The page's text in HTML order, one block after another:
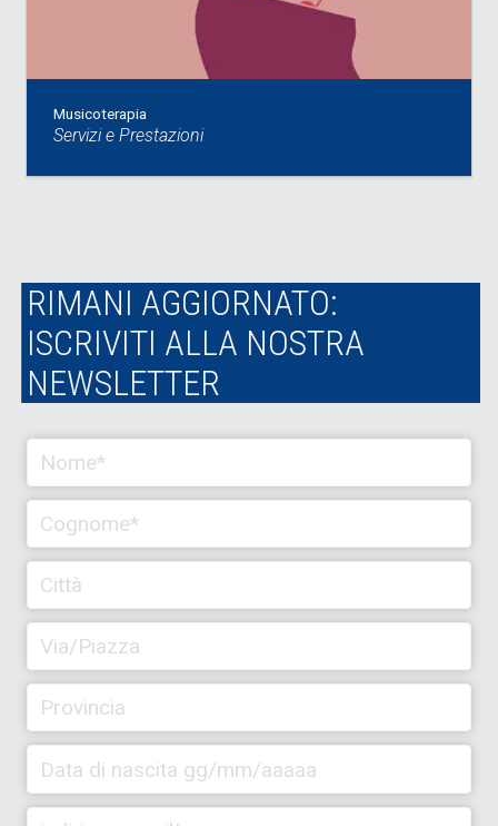
Musicoterapia
Servizi e Prestazioni
RIMANI AGGIORNATO:
ISCRIVITI ALLA NOSTRA
NEWSLETTER